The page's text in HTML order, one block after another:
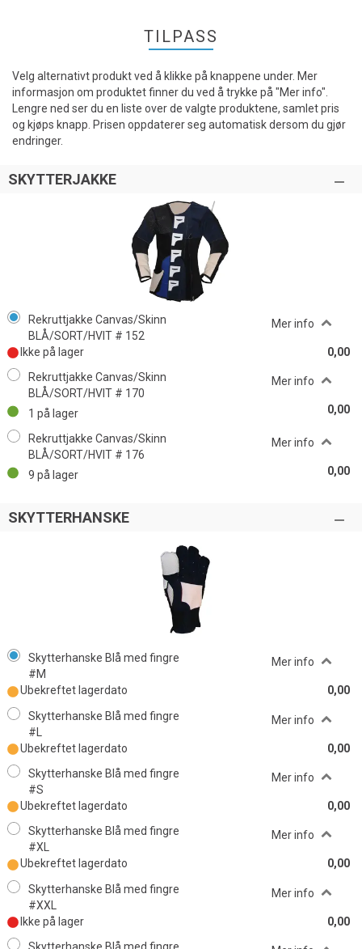
TILPASS
Velg alternativt produkt ved å klikke på knappene under. Mer
informasjon om produktet finner du ved å trykke på "Mer info".
Lengre ned ser du en liste over de valgte produktene, samlet pris
og kjøps knapp. Prisen oppdaterer seg automatisk dersom du gjør
endringer.
SKYTTERJAKKE
Rekruttjakke Canvas/Skinn
BLÅ/SORT/HVIT # 152
Mer info
Ikke på lager
0,00
Rekruttjakke Canvas/Skinn
BLÅ/SORT/HVIT # 170
Mer info
1 på lager 0,00
Rekruttjakke Canvas/Skinn
BLÅ/SORT/HVIT # 176
Mer info
9 på lager 0,00
SKYTTERHANSKE
Skytterhanske Blå med fingre
#M
Mer info
Ubekreftet lagerdato
0,00
Skytterhanske Blå med fingre
#L
Mer info
Ubekreftet lagerdato
0,00
Skytterhanske Blå med fingre
#S
Mer info
Ubekreftet lagerdato
0,00
Skytterhanske Blå med fingre
#XL
Mer info
Ubekreftet lagerdato
0,00
Skytterhanske Blå med fingre
#XXL
Mer info
Ikke på lager
0,00